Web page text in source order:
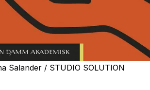
Salander / STUDIO SOLUTION